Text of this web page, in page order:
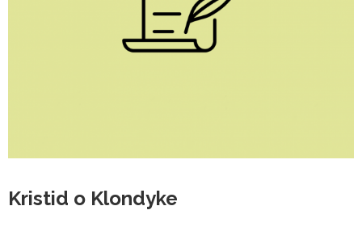
Kristid o Klondyke